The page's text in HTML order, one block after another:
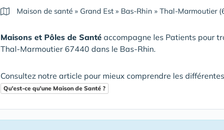
Maison de santé » Grand Est » Bas-Rhin » Thal-Marmoutier
Maisons et Pôles de Santé accompagne les Patients pour
Thal-Marmoutier 67440 dans le Bas-Rhin.
Consultez notre article pour mieux comprendre les
Qu'est-ce qu'une Maison de Santé ?